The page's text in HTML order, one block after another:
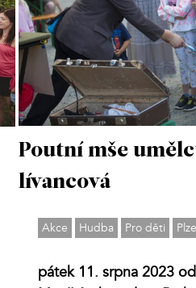
Poutní mše
lívancová
Akce Hudba Pro děti
pátek 11. srpna 2023